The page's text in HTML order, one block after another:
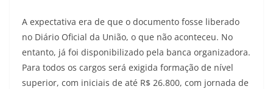
A expectativa era de que o documento fosse liberado
no Diário Oficial da União, o que não aconteceu. No
entanto, já foi disponibilizado pela banca organizadora.
Para todos os cargos será exigida formação de nível
superior, com iniciais de até R$ 26.800, com jornada de